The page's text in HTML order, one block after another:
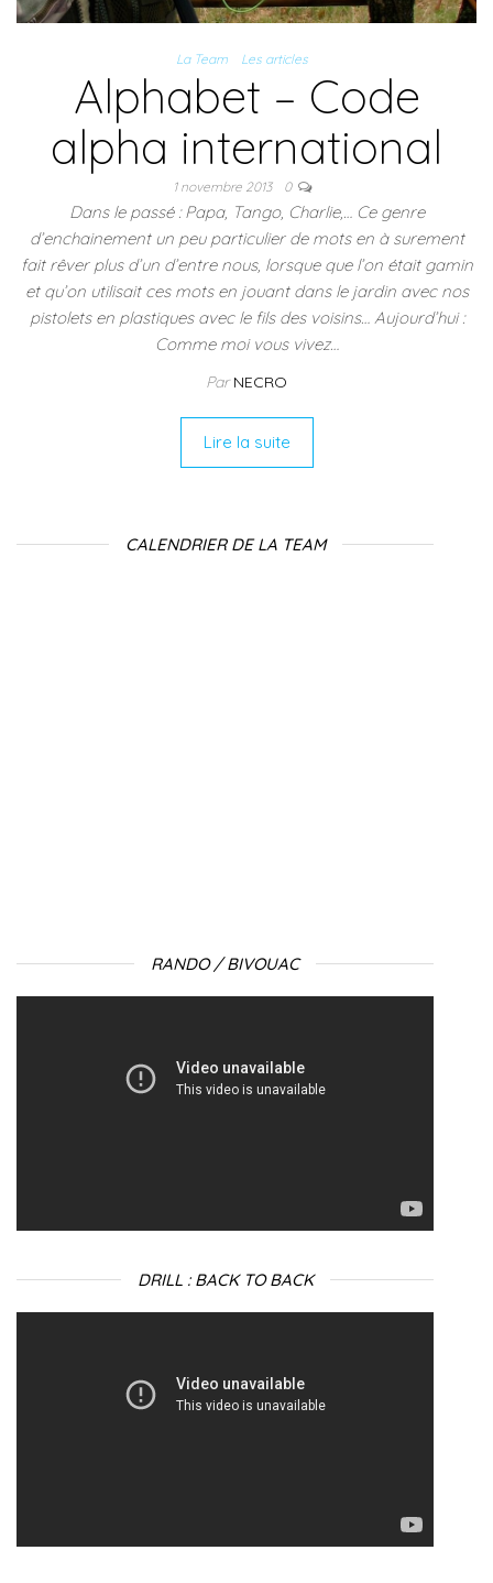
La Team Les articles
Alphabet – Code
alpha international
1 novembre 2013 0
Dans le passé : Papa, Tango, Charlie,… Ce genre
d’enchainement un peu particulier de mots en à surement
fait rêver plus d’un d’entre nous, lorsque que l’on était gamin
et qu’on utilisait ces mots en jouant dans le jardin avec nos
pistolets en plastiques avec le fils des voisins… Aujourd’hui :
Comme moi vous vivez…
ParNECRO
Lire la suite
CALENDRIER DE LA TEAM
RANDO / BIVOUAC
DRILL : BACK TO BACK